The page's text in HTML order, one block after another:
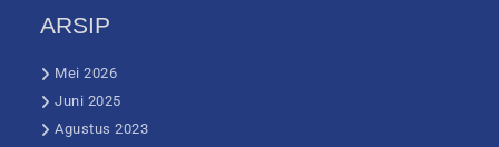
ARSIP
Mei 2026
Juni 2025
Agustus 2023